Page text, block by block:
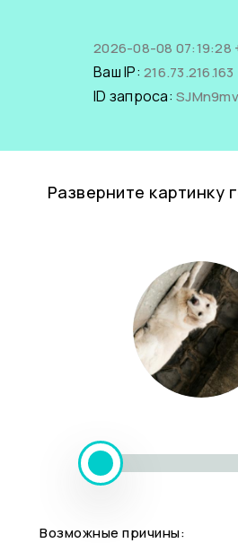
2026-08-08 07:19:28
Ваш IP: 216.73.216.163
ID запроса:
Разверните картинку
Возможные причины: